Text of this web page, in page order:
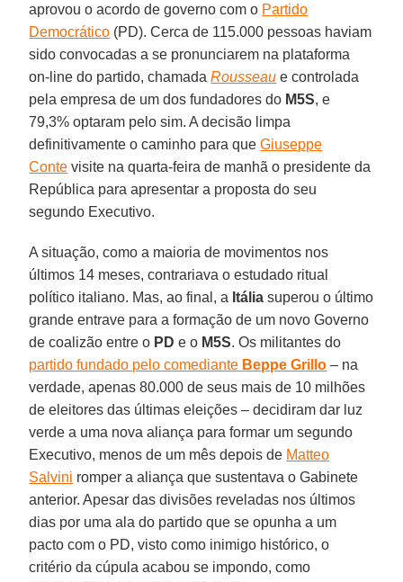
aprovou o acordo de governo com o Partido
Democrático (PD). Cerca de 115.000 pessoas haviam
sido convocadas a se pronunciarem na plataforma
on-line do partido, chamadaRousseau e controlada
pela empresa de um dos fundadores do M5S, e
79,3% optaram pelo sim. A decisão limpa
definitivamente o caminho para queGiuseppe
Conte visite na quarta-feira de manhã o presidente da
República para apresentar a proposta do seu
segundo Executivo.
A situação, como a maioria de movimentos nos
últimos 14 meses, contrariava o estudado ritual
político italiano. Mas, ao final, a Itália superou o último
grande entrave para a formação de um novo Governo
de coalizão entre o PD e o M5S. Os militantes do
partido fundado pelo comediante Beppe Grillo – na
verdade, apenas 80.000 de seus mais de 10 milhões
de eleitores das últimas eleições – decidiram dar luz
verde a uma nova aliança para formar um segundo
Executivo, menos de um mês depois de Matteo
Salvini romper a aliança que sustentava o Gabinete
anterior. Apesar das divisões reveladas nos últimos
dias por uma ala do partido que se opunha a um
pacto com o PD, visto como inimigo histórico, o
critério da cúpula acabou se impondo, como